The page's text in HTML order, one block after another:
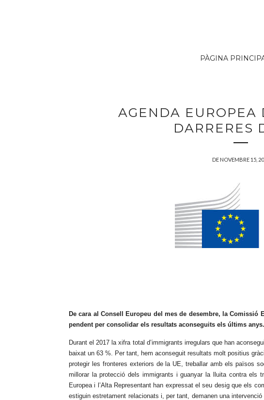
PÀGINA
AGENDA EUROPEA
DARRERES
DE NOVEMBRE 15,
De cara al Consell Europeu del mes de desembre, la Comissió
pendent per consolidar els resultats aconseguits els últims anys.
Durant el 2017 la xifra total d’immigrants irregulars que han
baixat un 63 %. Per tant, hem aconseguit resultats molt positius
protegir les fronteres exteriors de la UE, treballar amb els països
millorar la protecció dels immigrants i guanyar la lluita contra els
Europea i l’Alta Representant han expressat el seu desig que els
estiguin estretament relacionats i, per tant, demanen una